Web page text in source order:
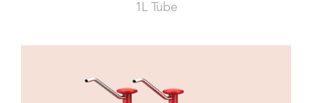
1L Tube